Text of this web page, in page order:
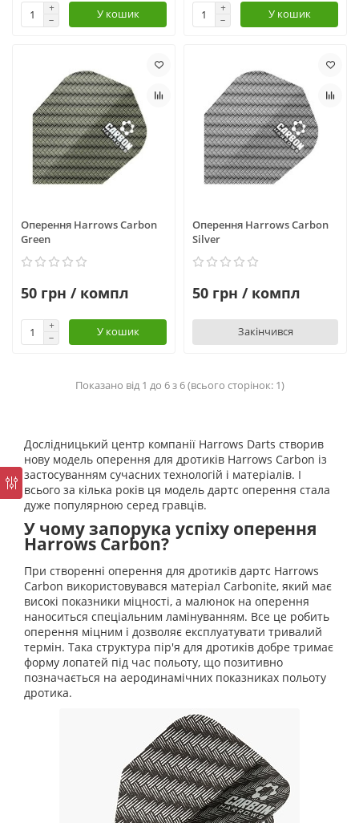
У кошик У кошик
Оперення Harrows Carbon
Green
50 грн / компл
У кошик
Оперення Harrows Carbon
Silver
50 грн / компл
Закінчився
Показано від 1 до 6 з 6 (всього сторінок: 1)
Дослідницький центр компанії Harrows Darts створив
нову модель оперення для дротиків Harrows Carbon із
застосуванням сучасних технологій і матеріалів. І
всього за кілька років ця модель дартс оперення стала
дуже популярною серед гравців.
У чому запорука успіху оперення
Harrows Carbon?
При створенні оперення для дротиків дартс Harrows
Carbon використовувався матеріал Carbonite, який має
високі показники міцності, а малюнок на оперення
наноситься спеціальним ламінуванням. Все це робить
оперення міцним і дозволяє експлуатувати тривалий
термін. Така структура пір'я для дротиків добре тримає
форму лопатей під час польоту, що позитивно
позначається на аеродинамічних показниках польоту
дротика.